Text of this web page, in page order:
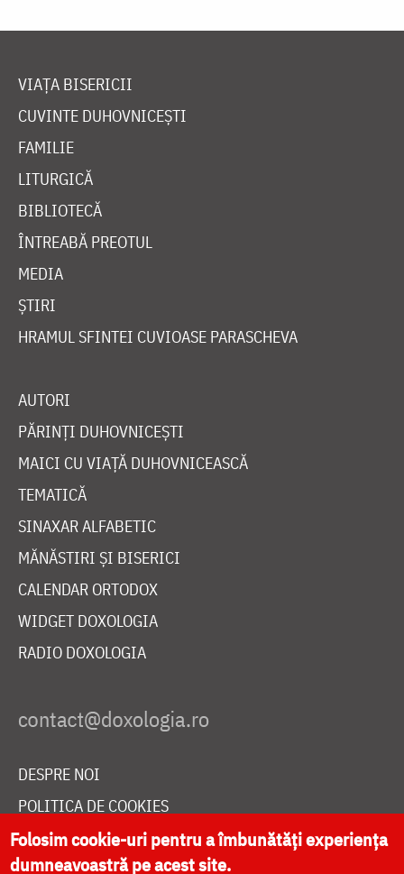
VIAȚA BISERICII
CUVINTE DUHOVNICEȘTI
FAMILIE
LITURGICĂ
BIBLIOTECĂ
ÎNTREABĂ PREOTUL
MEDIA
ȘTIRI
HRAMUL SFINTEI CUVIOASE PARASCHEVA
AUTORI
PĂRINȚI DUHOVNICEȘTI
MAICI CU VIAȚĂ DUHOVNICEASCĂ
TEMATICĂ
SINAXAR ALFABETIC
MĂNĂSTIRI ȘI BISERICI
CALENDAR ORTODOX
WIDGET DOXOLOGIA
RADIO DOXOLOGIA
DESPRE NOI
POLITICA DE COOKIES
DONEAZĂ ONLINE PENTRU CATEDRALA NAȚIONALĂ
Folosim cookie-uri pentru a îmbunătăți experiența
dumneavoastră pe acest site.